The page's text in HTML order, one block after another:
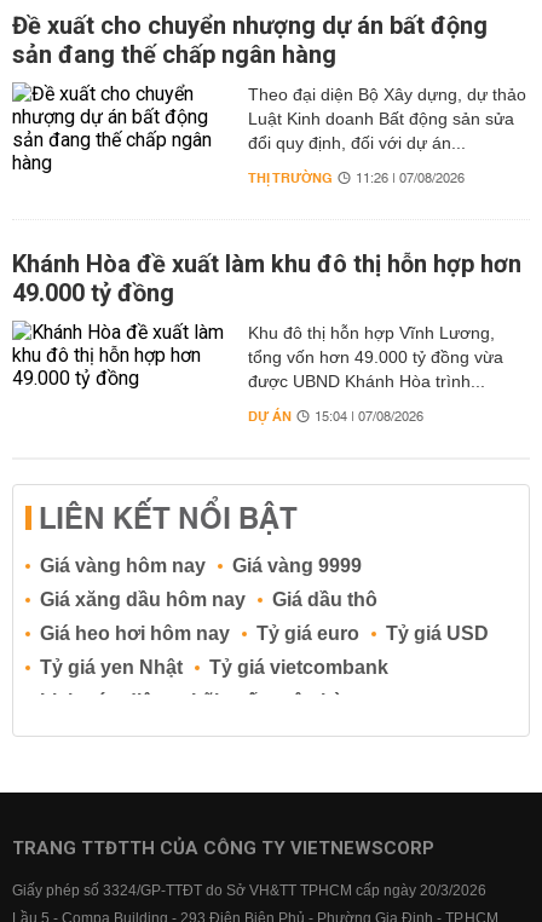
Đề xuất cho chuyển nhượng dự án bất động
sản đang thế chấp ngân hàng
Theo đại diện Bộ Xây dựng, dự thảo
Luật Kinh doanh Bất động sản sửa
đổi quy định, đối với dự án...
THỊ TRƯỜNG 11:26 | 07/08/2026
Khánh Hòa đề xuất làm khu đô thị hỗn hợp hơn
49.000 tỷ đồng
Khu đô thị hỗn hợp Vĩnh Lương,
tổng vốn hơn 49.000 tỷ đồng vừa
được UBND Khánh Hòa trình...
DỰ ÁN 15:04 | 07/08/2026
LIÊN KẾT NỔI BẬT
Giá vàng hôm nay
Giá vàng 9999
Giá xăng dầu hôm nay
Giá dầu thô
Giá heo hơi hôm nay
Tỷ giá euro
Tỷ giá USD
Tỷ giá yen Nhật
Tỷ giá vietcombank
Lịch cúp điện
Lãi suất ngân hàng
Lãi suất tiết kiệm
Lãi suất tiền gửi
Lãi suất ngân hàng BIDV
Lãi suất ngân hàng Vietcombank
TRANG TTĐTTH CỦA CÔNG TY VIETNEWSCORP
Giấy phép số 3324/GP-TTĐT do Sở VH&TT TPHCM cấp ngày 20/3/2026